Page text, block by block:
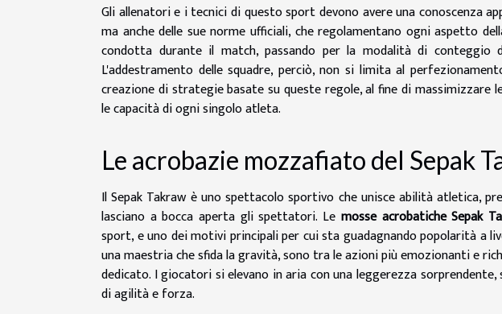
Gli allenatori e i tecnici di questo sport devono avere una conoscenza
ma anche delle sue norme ufficiali, che regolamentano ogni aspetto
condotta durante il match, passando per la modalità di conteggio
L'addestramento delle squadre, perciò, non si limita al
creazione di strategie basate su queste regole, al fine di
le capacità di ogni singolo atleta.
Le acrobazie mozzafiato del Sepak
Il Sepak Takraw è uno spettacolo sportivo che unisce abilità atletica,
lasciano a bocca aperta gli spettatori. Le mosse acrobatiche Sepak
sport, e uno dei motivi principali per cui sta guadagnando popolarità a
una maestria che sfida la gravità, sono tra le azioni più emozionanti e
dedicato. I giocatori si elevano in aria con una leggerezza
di agilità e forza.